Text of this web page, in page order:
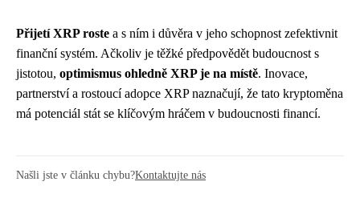
Přijetí XRP roste a s ním i důvěra v jeho schopnost zefektivnit
finanční systém. Ačkoliv je těžké předpovědět budoucnost s
jistotou, optimismus ohledně XRP je na místě. Inovace,
partnerství a rostoucí adopce XRP naznačují, že tato kryptoměna
má potenciál stát se klíčovým hráčem v budoucnosti financí.
Našli jste v článku chybu?Kontaktujte nás